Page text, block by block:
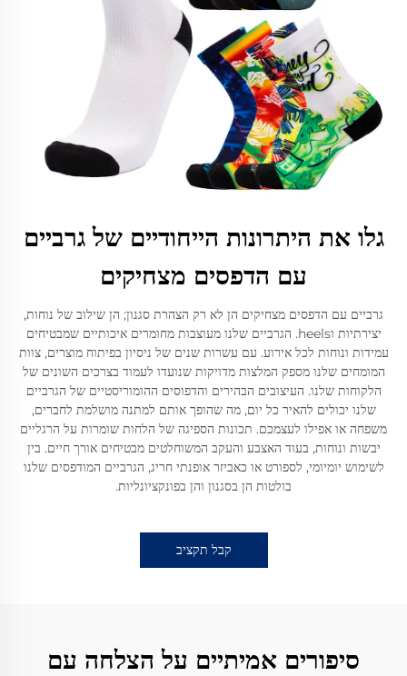
גלו את היתרונות הייחודיים של גרביים
עם הדפסים מצחיקים
גרביים עם הדפסים מצחיקים הן לא רק הצהרת סגנון; הן שילוב של נוחות,
יצירתיות וheels. הגרביים שלנו מעוצבות מחומרים איכותיים שמבטיחים
עמידות ונוחות לכל אירוע. עם עשרות שנים של ניסיון בפיתוח מוצרים, צוות
המומחים שלנו מספק המלצות מדויקות שנועדו לעמוד בצרכים השונים של
הלקוחות שלנו. העיצובים הבהירים והדפוסים ההומוריסטיים של הגרביים
שלנו יכולים להאיר כל יום, מה שהופך אותם למתנה מושלמת לחברים,
משפחה או אפילו לעצמכם. תכונות הספיגה של הלחות שומרות על הרגליים
יבשות ונוחות, בעוד האצבע והעקב המשוחלטים מבטיחים אורך חיים. בין
לשימוש יומיומי, לספורט או כאביזר אופנתי חריג, הגרביים המודפסים שלנו
בולטות הן בסגנון והן בפונקציונליות.
קבל תקציב
סיפורים אמיתיים על הצלחה עם